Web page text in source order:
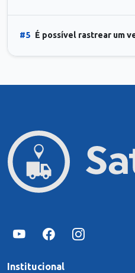
#5 É possível rastrear um
Institucional